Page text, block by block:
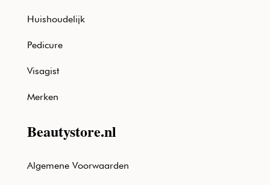
Huishoudelijk
Pedicure
Visagist
Merken
Beautystore.nl
Algemene Voorwaarden